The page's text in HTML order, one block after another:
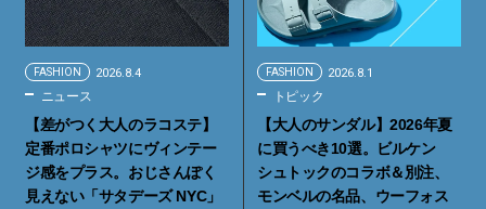
FASHION 2026.8.4
ニュース
【差がつく大人のラコステ】
定番ポロシャツにヴィンテー
ジ感をプラス。おじさんぽく
見えない「サタデーズ NYC」
FASHION 2026.8.1
トピック
【大人のサンダル】2026年夏
に買うべき10選。ビルケン
シュトックのコラボ＆別注、
モンベルの名品、ウーフォス